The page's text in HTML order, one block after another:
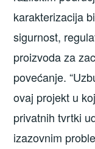
karakterizacija
sigurnost,
proizvoda za
povećanje.
ovaj projekt u
privatnih tvrtki
izazovnim